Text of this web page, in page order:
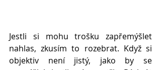
Jestli si mohu trošku zapřemýšlet
nahlas, zkusím to rozebrat. Když si
objektiv není jistý, jako by se